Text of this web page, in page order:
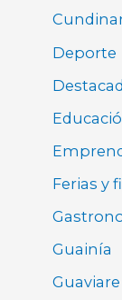
Deporte
Ferias y
Guainía
Guaviare